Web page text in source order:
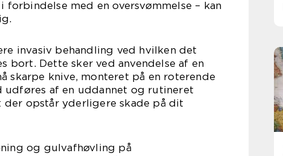
med en oversvømmelse – kan
invasiv behandling ved hvilken det
Dette sker ved anvendelse af en
skarpe knive, monteret på en roterende
udføres af en uddannet og rutineret
opstår yderligere skade på dit
og gulvafhøvling på